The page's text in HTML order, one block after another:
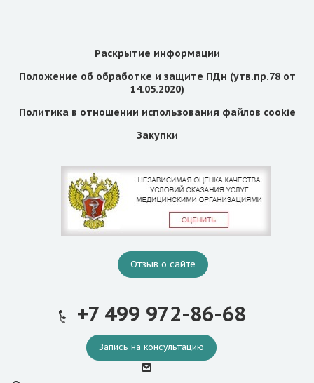
Раскрытие информации
Положение об обработке и защите ПДн (утв.пр.78 от
14.05.2020)
Политика в отношении использования файлов cookie
Закупки
Отзыв о сайте
+7 499 972-86-68
Запись на консультацию